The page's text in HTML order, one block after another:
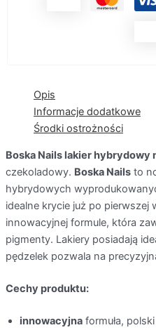
Opis
Informacje dodatkowe
Środki ostrożności
Boska Nails lakier hybrydowy
czekoladowy. Boska Nails to
hybrydowych
idealne krycie już po pierwszej
innowacyjnej formule, która
pigmenty. Lakiery posiadają
pędzelek pozwala na
Cechy produktu:
innowacyjna formuła,